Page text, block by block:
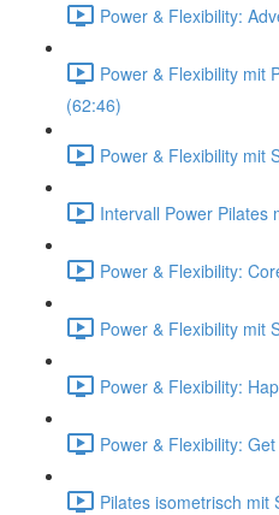
Power & Flexibility:
Power & Flexibility mit
(62:46)
Power & Flexibility mit
Intervall Power Pilates
Power & Flexibility:
Power & Flexibility mit
Power & Flexibility:
Power & Flexibility:
Pilates isometrisch mit